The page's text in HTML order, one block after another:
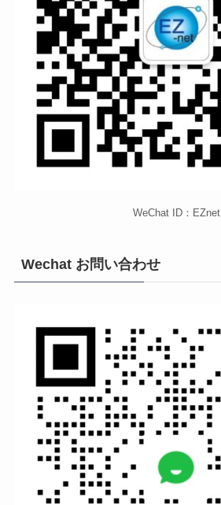
WeChat ID：EZnet
Wechat お問い合わせ